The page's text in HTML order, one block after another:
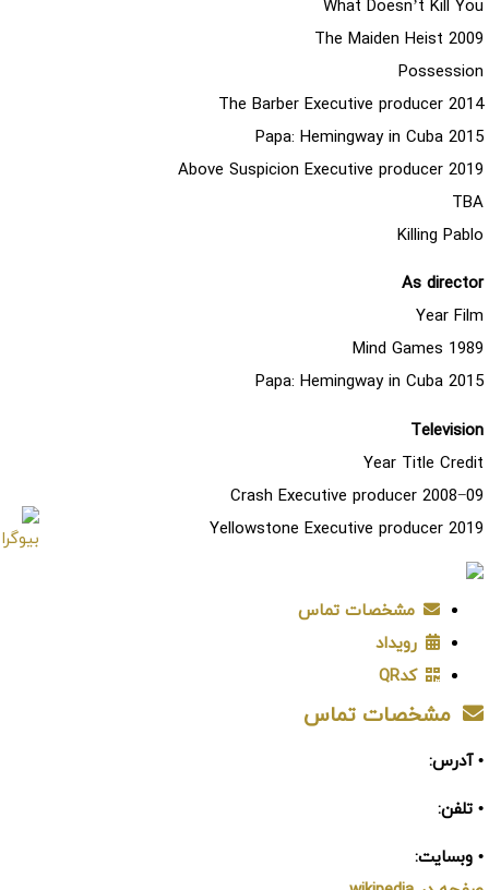
What Doesn’t Kill You
2009 The Maiden Heist
Possession
2014 The Barber Executive producer
2015 Papa: Hemingway in Cuba
2019 Above Suspicion Executive producer
TBA
Killing Pablo
As director
Year Film
1989 Mind Games
2015 Papa: Hemingway in Cuba
Television
Year Title Credit
2008−09 Crash Executive producer
2019 Yellowstone Executive producer
مشخصات تماس
رویداد
کدQR
مشخصات تماس
• آدرس:
• تلفن:
• وبسایت: